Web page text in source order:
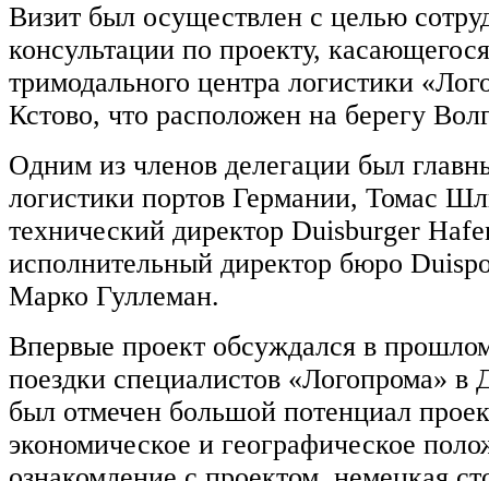
Визит был осуществлен с целью
консультации по проекту,
тримодального центра логистики
Кстово, что расположен на берегу
Одним из членов делегации был
логистики портов Германии, Томас
технический директор Duisburger
исполнительный директор бюро
Марко Гуллеман.
Впервые проект обсуждался в
поездки специалистов «Логопрома»
был отмечен большой потенциал
экономическое и географическое